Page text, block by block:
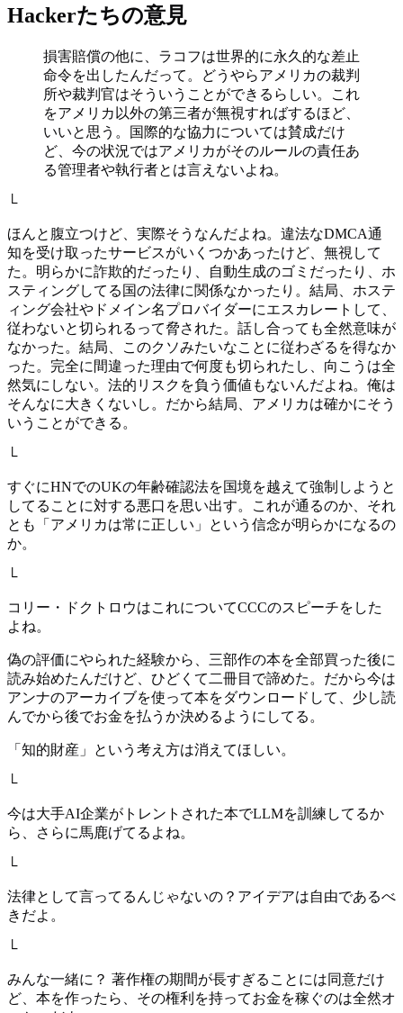
Hackerたちの意見
損害賠償の他に、ラコフは世界的に永久的な差止
命令を出したんだって。どうやらアメリカの裁判
所や裁判官はそういうことができるらしい。これ
をアメリカ以外の第三者が無視すればするほど、
いいと思う。国際的な協力については賛成だけ
ど、今の状況ではアメリカがそのルールの責任あ
る管理者や執行者とは言えないよね。
└
ほんと腹立つけど、実際そうなんだよね。違法なDMCA通
知を受け取ったサービスがいくつかあったけど、無視して
た。明らかに詐欺的だったり、自動生成のゴミだったり、ホ
スティングしてる国の法律に関係なかったり。結局、ホステ
ィング会社やドメイン名プロバイダーにエスカレートして、
従わないと切られるって脅された。話し合っても全然意味が
なかった。結局、このクソみたいなことに従わざるを得なか
った。完全に間違った理由で何度も切られたし、向こうは全
然気にしない。法的リスクを負う価値もないんだよね。俺は
そんなに大きくないし。だから結局、アメリカは確かにそう
いうことができる。
└
すぐにHNでのUKの年齢確認法を国境を越えて強制しようと
してることに対する悪口を思い出す。これが通るのか、それ
とも「アメリカは常に正しい」という信念が明らかになるの
か。
└
コリー・ドクトロウはこれについてCCCのスピーチをした
よね。
偽の評価にやられた経験から、三部作の本を全部買った後に
読み始めたんだけど、ひどくて二冊目で諦めた。だから今は
アンナのアーカイブを使って本をダウンロードして、少し読
んでから後でお金を払うか決めるようにしてる。
「知的財産」という考え方は消えてほしい。
└
今は大手AI企業がトレントされた本でLLMを訓練してるか
ら、さらに馬鹿げてるよね。
└
法律として言ってるんじゃないの？アイデアは自由であるべ
きだよ。
└
みんな一緒に？ 著作権の期間が長すぎることには同意だけ
ど、本を作ったら、その権利を持ってお金を稼ぐのは全然オ